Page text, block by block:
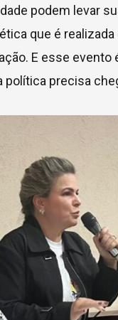
podem levar
que é
E esse evento
precisa